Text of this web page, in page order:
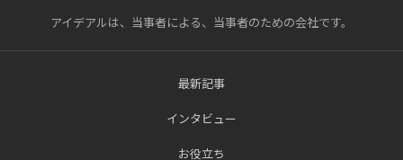
アイデアルは、当事者による、当事者のための会社です。
最新記事
インタビュー
お役立ち